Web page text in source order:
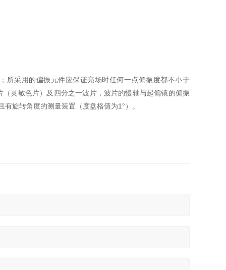
所采用的偏振元件应保证亮场时任何一点偏振度都不小于
灵敏色片）及四分之一波片，波片的慢轴与起偏镜的偏振
旋转角度的测量装置（度盘格值为1°）。